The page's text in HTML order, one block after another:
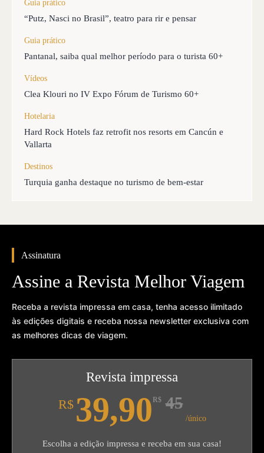
Guia prático
“Putz, Nasci no Brasil”, teatro para rir e pensar
Guia prático
Pantanal, saiba qual melhor período para o turista 60+
Vídeos
Clea Klouri no IV Expo Fórum de Turismo 60+
Hotelaria
Hard Rock Hotels faz retrofit nos resorts em Cancún e
Vallarta
Destinos
Turquia ganha destaque no turismo de bem-estar
Assinatura
Assine a Revista Melhor Viagem
Receba a revista impressa em casa, tenha acesso ilimitado
às edições digitais e receba nossa newsletter exclusiva com
as melhores dicas de viagem.
Revista impressa
R$ 39,90 R$ 45
/único
Escolha a edição impressa e receba em sua casa!